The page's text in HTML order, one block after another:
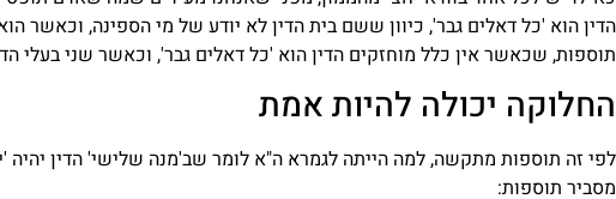
הדין הוא 'כל דאלים גבר', כיוון ששם בית הדין לא יודע של מי הספינה, וכאשר
תוספות, שכאשר אין כלל מוחזקים הדין הוא 'כל דאלים גבר', וכאשר שני בעלי
החלוקה יכולה להיות אמת
לפי זה תוספות מתקשה, למה הייתה לגמרא ה"א לומר שב'מנה שלישי' הדין יהיה
מסביר תוספות: